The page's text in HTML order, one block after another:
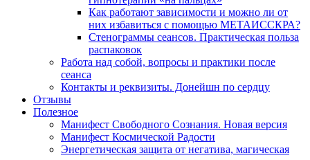
Как работают зависимости и можно ли от
них избавиться с помощью МЕТАИССКРА?
Стенограммы сеансов. Практическая польза
распаковок
Работа над собой, вопросы и практики после
сеанса
Контакты и реквизиты. Донейшн по сердцу
Отзывы
Полезное
Манифест Свободного Сознания. Новая версия
Манифест Космической Радости
Энергетическая защита от негатива, магическая